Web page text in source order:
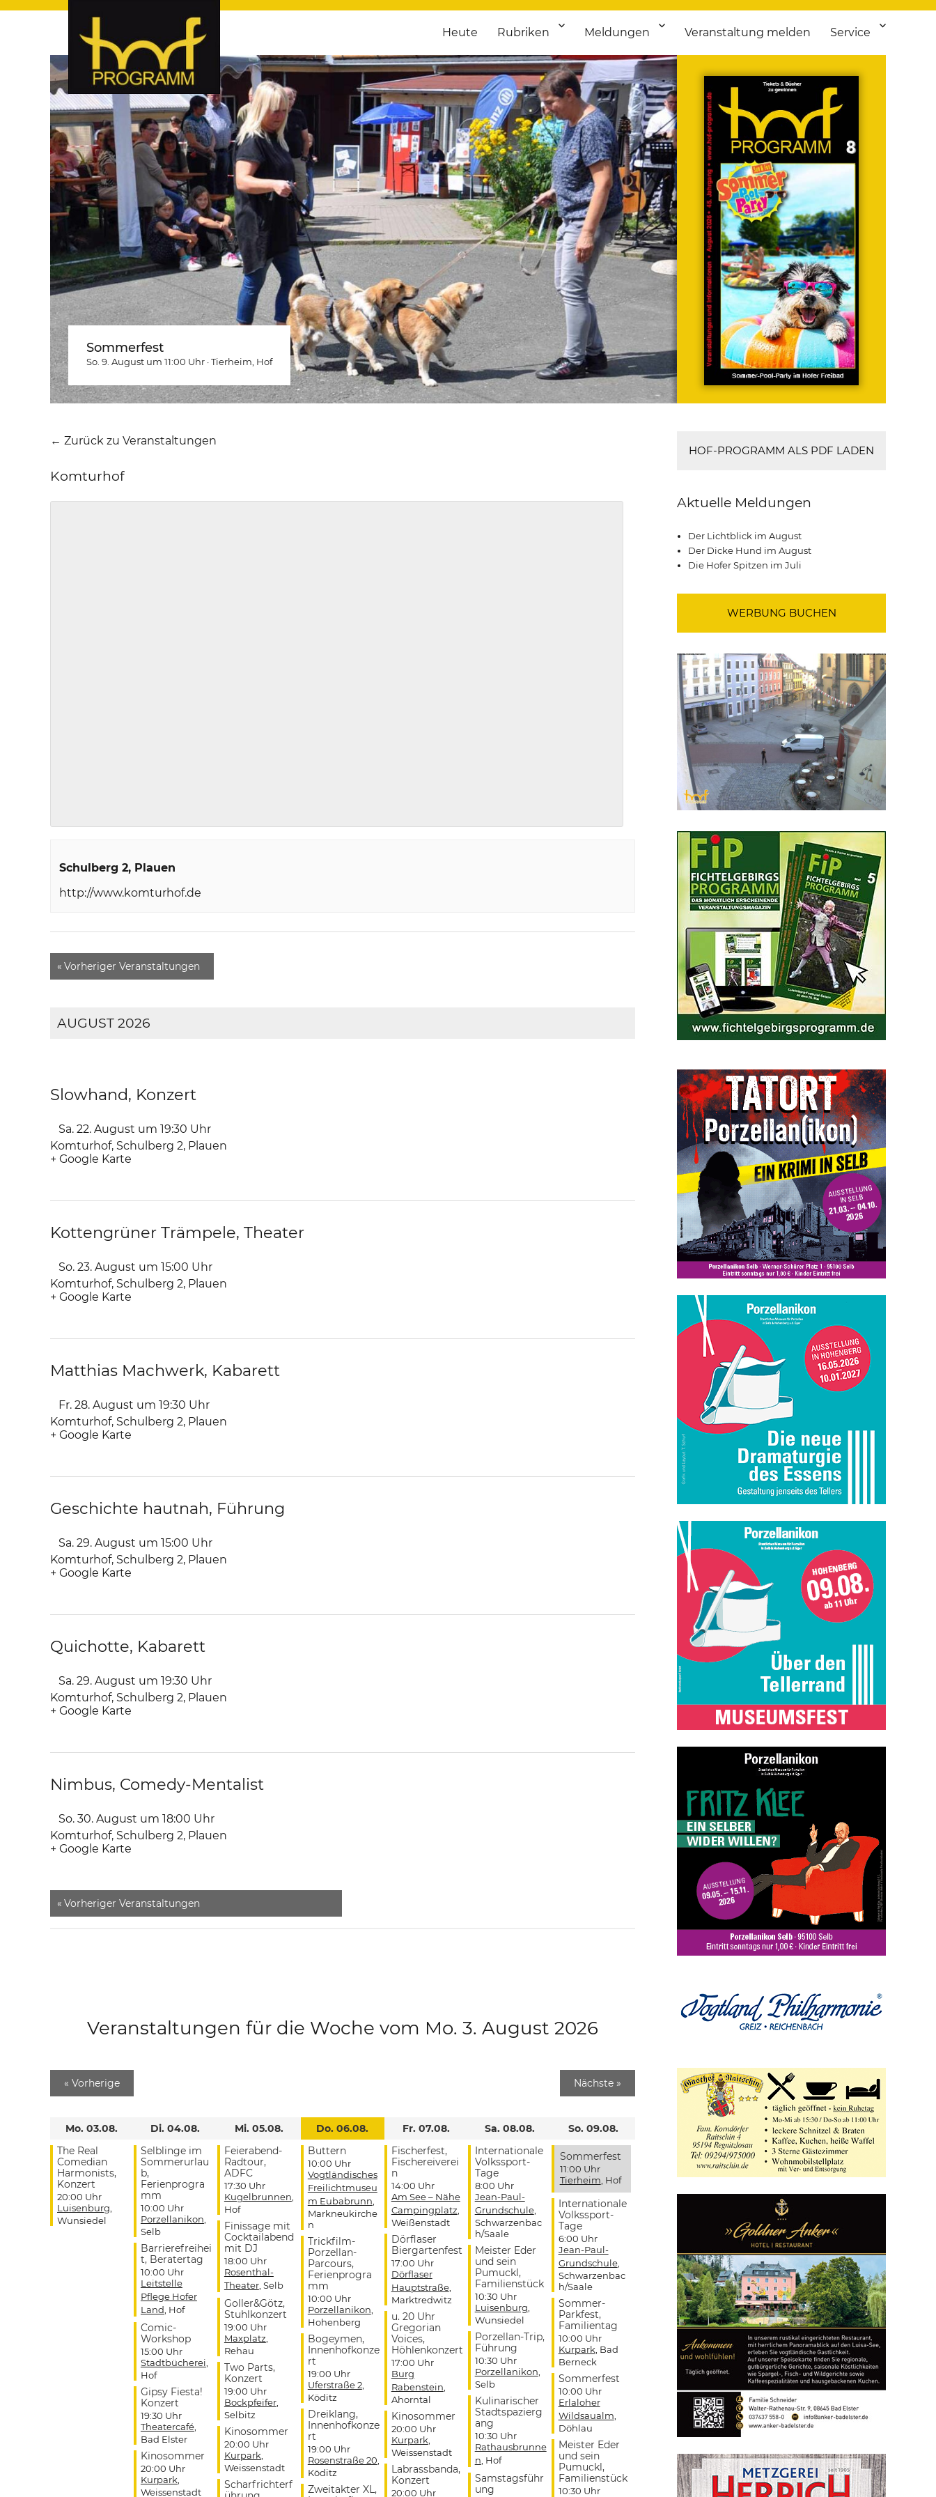
hof-programm – das Veranstaltungsportal für Hochfranken
hof-programm – das Veranstaltungsportal für Hof und Hochfranken. Täglich aktuelle Termine von Kultur bis Sport, von Theater bis Flohmarkt.
Heute Rubriken Meldungen Veranstaltung melden Service
Sommerfest
So. 9. August um 11:00 Uhr ·Tierheim , Hof
← Zurück zu Veranstaltungen
Komturhof
Schulberg 2 Plauen
http://www.komturhof.de
« Vorheriger Veranstaltungen
AUGUST 2026
Slowhand, Konzert
Sa. 22. August um 19:30 Uhr
Komturhof, Schulberg 2 Plauen
+ Google Karte
Kottengrüner Trämpele, Theater
So. 23. August um 15:00 Uhr
Komturhof, Schulberg 2 Plauen
+ Google Karte
Matthias Machwerk, Kabarett
Fr. 28. August um 19:30 Uhr
Komturhof, Schulberg 2 Plauen
+ Google Karte
Geschichte hautnah, Führung
Sa. 29. August um 15:00 Uhr
Komturhof, Schulberg 2 Plauen
+ Google Karte
Quichotte, Kabarett
Sa. 29. August um 19:30 Uhr
Komturhof, Schulberg 2 Plauen
+ Google Karte
Nimbus, Comedy-Mentalist
So. 30. August um 18:00 Uhr
Komturhof, Schulberg 2 Plauen
+ Google Karte
« Vorheriger Veranstaltungen
Veranstaltungen für die Woche vom Mo. 3. August 2026
« Vorherige Nächste »
Mo. 03.08.
The Real
Comedian
Harmonists,
Konzert
20:00 Uhr
Luisenburg,
Wunsiedel
Di. 04.08.
Selblinge im
Sommerurlau
b,
Ferienprogra
mm
10:00 Uhr
Porzellanikon,
Selb
Barrierefreihei
t, Beratertag
10:00 Uhr
Leitstelle
Pflege Hofer
Land, Hof
Comic-
Workshop
15:00 Uhr
Stadtbücherei,
Hof
Gipsy Fiesta!
Konzert
19:30 Uhr
Theatercafé,
Bad Elster
Kinosommer
20:00 Uhr
Kurpark,
Weissenstadt
Mi. 05.08.
Feierabend-
Radtour,
ADFC
17:30 Uhr
Kugelbrunnen,
Hof
Finissage mit
Cocktailabend
mit DJ
18:00 Uhr
Rosenthal-
Theater, Selb
Goller&Götz,
Stuhlkonzert
19:00 Uhr
Maxplatz,
Rehau
Two Parts,
Konzert
19:00 Uhr
Bockpfeifer,
Selbitz
Kinosommer
20:00 Uhr
Kurpark,
Weissenstadt
Scharfrichterf
Do. 06.08.
Buttern
10:00 Uhr
Vogtländisches
Freilichtmuseu
m Eubabrunn,
Markneukirche
n
Trickfilm-
Porzellan-
Parcours,
Ferienprogra
mm
10:00 Uhr
Porzellanikon,
Hohenberg
Bogeymen,
Innenhofkonze
rt
19:00 Uhr
Uferstraße 2,
Köditz
Dreiklang,
Innenhofkonze
rt
19:00 Uhr
Rosenstraße 20,
Köditz
Zweitakter XL,
Fr. 07.08.
Fischerfest,
Fischereiverei
n
14:00 Uhr
Am See – Nähe
Campingplatz,
Weißenstadt
Dörflaser
Biergartenfest
17:00 Uhr
Dörflaser
Hauptstraße,
Marktredwitz
u. 20 Uhr
Gregorian
Voices,
Höhlenkonzert
17:00 Uhr
Burg
Rabenstein,
Ahorntal
Kinosommer
20:00 Uhr
Kurpark,
Weissenstadt
Labrassbanda,
Konzert
20:00 Uhr
Sa. 08.08.
Internationale
Volkssport-
Tage
8:00 Uhr
Jean-Paul-
Grundschule,
Schwarzenbac
h/Saale
Meister Eder
und sein
Pumuckl,
Familienstück
10:30 Uhr
Luisenburg,
Wunsiedel
Porzellan-Trip,
Führung
10:30 Uhr
Porzellanikon,
Selb
Kulinarischer
Stadtspazierg
ang
10:30 Uhr
Rathausbrunne
n, Hof
Samstagsführ
ung
So. 09.08.
Sommerfest
11:00 Uhr
Tierheim, Hof
Internationale
Volkssport-
Tage
6:00 Uhr
Jean-Paul-
Grundschule,
Schwarzenbac
h/Saale
Sommer-
Parkfest,
Familientag
10:00 Uhr
Kurpark, Bad
Berneck
Sommerfest
10:00 Uhr
Erlaloher
Wildsaualm,
Döhlau
Meister Eder
und sein
Pumuckl,
Familienstück
10:30 Uhr
HOF-PROGRAMM ALS PDF LADEN
Aktuelle Meldungen
Der Lichtblick im August
Der Dicke Hund im August
Die Hofer Spitzen im Juli
WERBUNG BUCHEN